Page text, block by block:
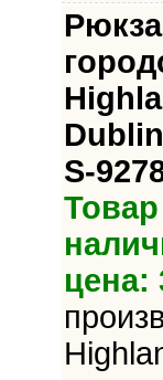
S-
цена: